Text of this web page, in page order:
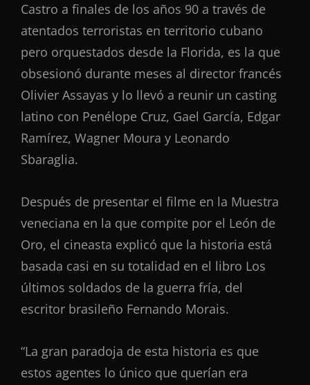
Castro a finales de los años 90 a través de
atentados terroristas en territorio cubano
pero orquestados desde la Florida, es la que
obsesionó durante meses al director francés
Olivier Assayas y lo llevó a reunir un casting
latino con Penélope Cruz, Gael García, Edgar
Ramírez, Wagner Moura y Leonardo
Sbaraglia.
Después de presentar el filme en la Muestra
veneciana en la que compite por el León de
Oro, el cineasta explicó que la historia está
basada casi en su totalidad en el libro Los
últimos soldados de la guerra fría, del
escritor brasileño Fernando Morais.
“La gran paradoja de esta historia es que
estos agentes lo único que querían era